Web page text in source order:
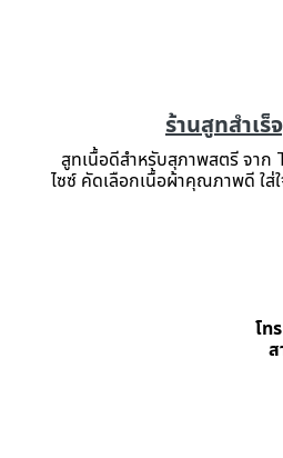
ร้านสูทสำเร็
สูทเนื้อดีสำหรับสุภาพสตรี จา
ไซซ์ คัดเลือกเนื้อผ้าคุณภาพดี ใส่
โท
ส